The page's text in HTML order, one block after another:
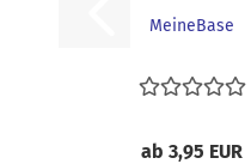
MeineBase
ab 3,95 EUR